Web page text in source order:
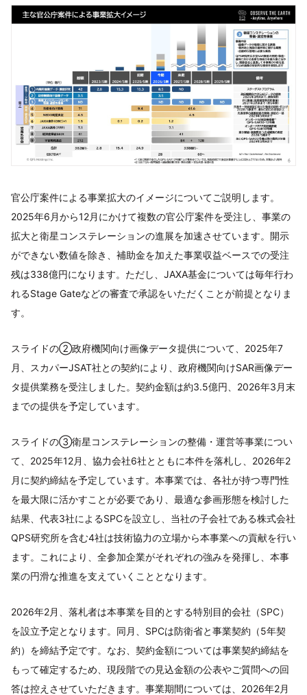
官公庁案件による事業拡大のイメージについてご説明します。
2025年6月から12月にかけて複数の官公庁案件を受注し、事業の
拡大と衛星コンステレーションの進展を加速させています。開示
ができない数値を除き、補助金を加えた事業収益ベースでの受注
残は338億円になります。ただし、JAXA基金については毎年行わ
れるStage Gateなどの審査で承認をいただくことが前提となりま
す。
スライドの②政府機関向け画像データ提供について、2025年7
月、スカパーJSAT社との契約により、政府機関向けSAR画像デー
タ提供業務を受注しました。契約金額は約3.5億円、2026年3月末
までの提供を予定しています。
スライドの③衛星コンステレーションの整備・運営等事業につい
て、2025年12月、協力会社6社とともに本件を落札し、2026年2
月に契約締結を予定しています。本事業では、各社が持つ専門性
を最大限に活かすことが必要であり、最適な参画形態を検討した
結果、代表3社によるSPCを設立し、当社の子会社である株式会社
QPS研究所を含む4社は技術協力の立場から本事業への貢献を行い
ます。これにより、全参加企業がそれぞれの強みを発揮し、本事
業の円滑な推進を支えていくこととなります。
2026年2月、落札者は本事業を目的とする特別目的会社（SPC）
を設立予定となります。同月、SPCは防衛省と事業契約（5年契
約）を締結予定です。なお、契約金額については事業契約締結を
もって確定するため、現段階での見込金額の公表やご質問への回
答は控えさせていただきます。事業期間については、2026年2月